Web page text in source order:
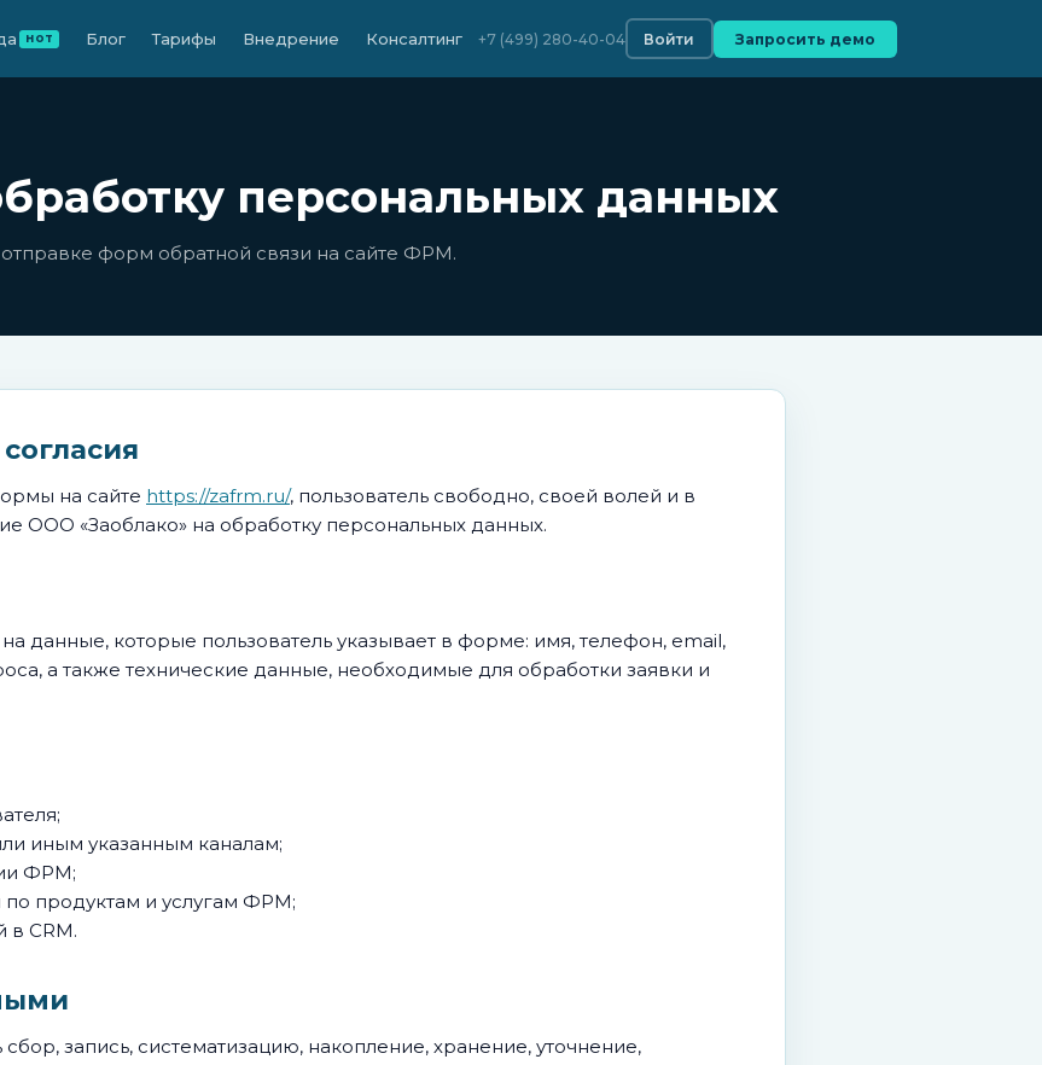
HOT Блог Тарифы Внедрение Консалтинг +7 (499) 280-40-04 Войти Запросить демо
персональных данных
форм обратной связи на сайте ФРМ.
на сайте https://zafrm.ru/, пользователь свободно, своей волей и в
ООО «Заоблако» на обработку персональных данных.
данные, которые пользователь указывает в форме: имя, телефон, email,
а также технические данные, необходимые для обработки заявки и
иным указанным каналам;
ФРМ;
продуктам и услугам ФРМ;
в CRM.
запись, систематизацию, накопление, хранение, уточнение,